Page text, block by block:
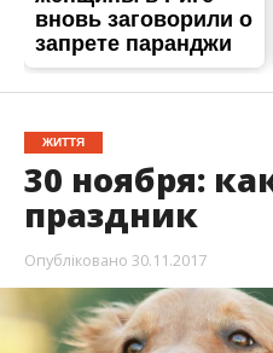
ЖИТТЯ
30 ноября:
праздник
Опубліковано 30.11.2017